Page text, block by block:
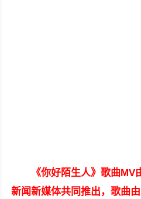
《你好陌生人》歌曲
新闻新媒体共同推出，歌曲